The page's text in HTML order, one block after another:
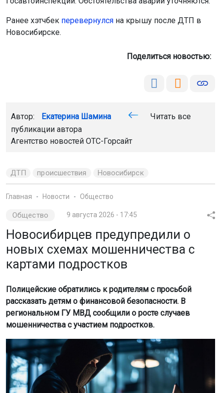
Ранее хэтчбек перевернулся на крышу после ДТП в
Новосибирске.
Поделиться новостью:
Автор: Екатерина Шамина
Читать все
публикации автора
Агентство новостей ОТС-Горсайт
ДТП происшествия Новосибирск
Главная Новости Общество
Общество 9 августа 2026 - 17:45
Новосибирцев предупредили о
новых схемах мошенничества с
картами подростков
Полицейские обратились к родителям с просьбой
рассказать детям о финансовой безопасности. В
региональном ГУ МВД сообщили о росте случаев
мошенничества с участием подростков.